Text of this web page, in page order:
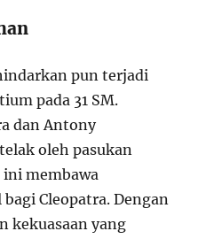
pun terjadi
pada 31 SM.
dan Antony
oleh pasukan
ini membawa
Cleopatra. Dengan
kekuasaan yang